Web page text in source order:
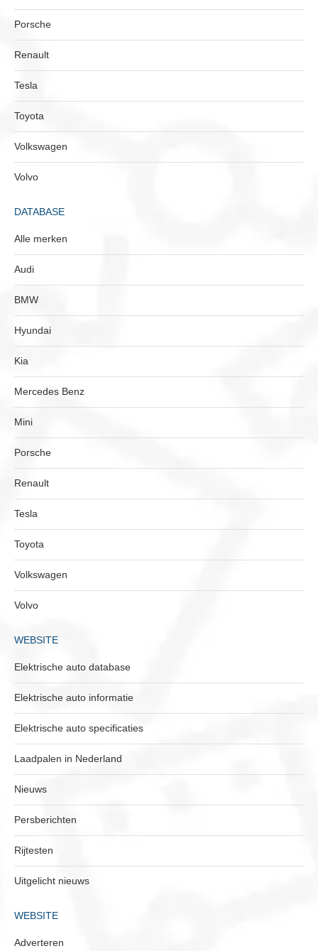
Porsche
Renault
Tesla
Toyota
Volkswagen
Volvo
DATABASE
Alle merken
Audi
BMW
Hyundai
Kia
Mercedes Benz
Mini
Porsche
Renault
Tesla
Toyota
Volkswagen
Volvo
WEBSITE
Elektrische auto database
Elektrische auto informatie
Elektrische auto specificaties
Laadpalen in Nederland
Nieuws
Persberichten
Rijtesten
Uitgelicht nieuws
WEBSITE
Adverteren